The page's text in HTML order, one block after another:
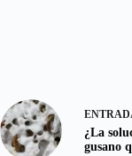
¿La
gusano